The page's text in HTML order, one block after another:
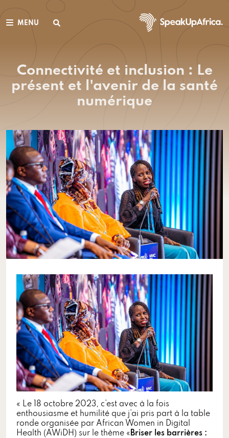
MENU
Connectivité et inclusion : Le
présent et l'avenir de la santé
numérique
« Le 18 octobre 2023, c’est avec à la fois
enthousiasme et humilité que j’ai pris part à la table
ronde organisée par African Women in Digital
Health (AWiDH) sur le thème « Briser les barrières :